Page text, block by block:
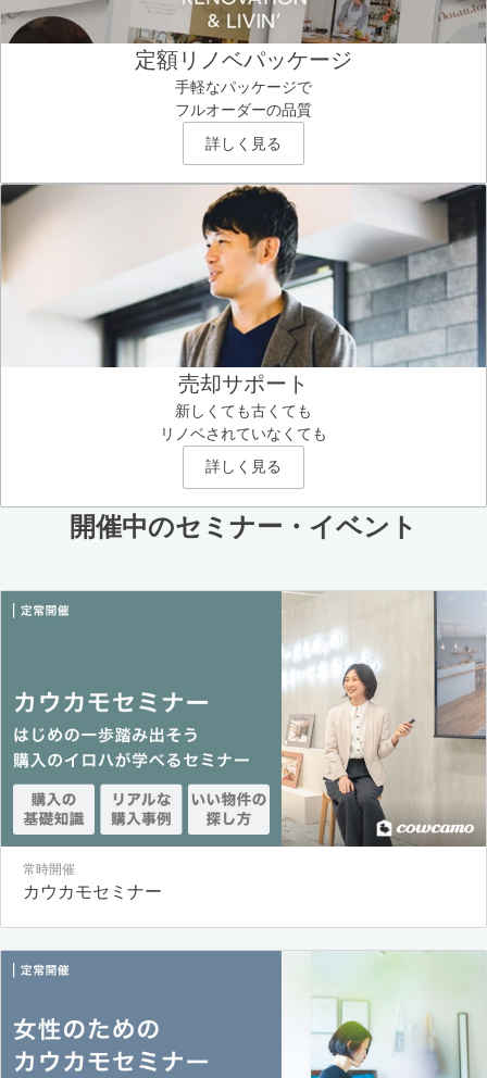
定額リノベパッケージ
手軽なパッケージで
フルオーダーの品質
詳しく見る
売却サポート
新しくても古くても
リノベされていなくても
詳しく見る
開催中のセミナー・イベント
常時開催
カウカモセミナー